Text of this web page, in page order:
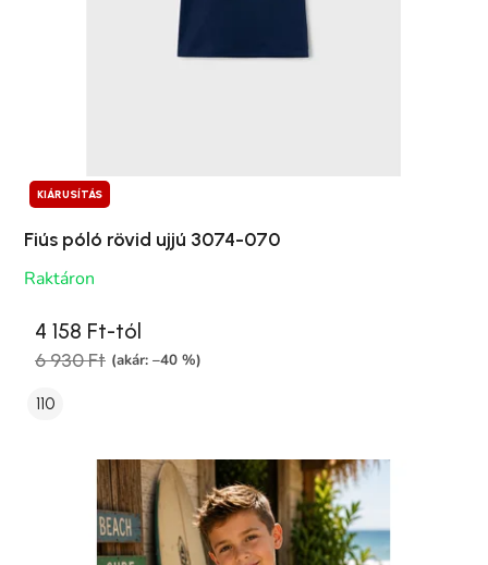
KIÁRUSÍTÁS
Fiús póló rövid ujjú 3074-070
Raktáron
4 158 Ft-tól
6 930 Ft (akár: –40 %)
110